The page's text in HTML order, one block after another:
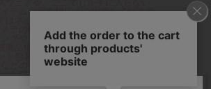
イテムなどを幅広くご用意しています。
ステの幅広い商品を取り揃え、
ングやテレビなどメディア着用商品、
商品情報を紹介するコンテンツ、
ト包装無料や独自のポイント還元
などのサービスをご提供。
トアクセサリーや時計、小物などで、